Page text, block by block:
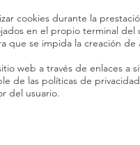
cookies durante la
en el propio terminal
que se impida la creación de
web a través de enlaces
de las políticas de
del usuario.